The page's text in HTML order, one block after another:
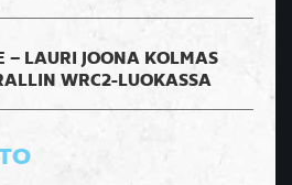
– LAURI JOONA KOLMAS
WRC2-LUOKASSA